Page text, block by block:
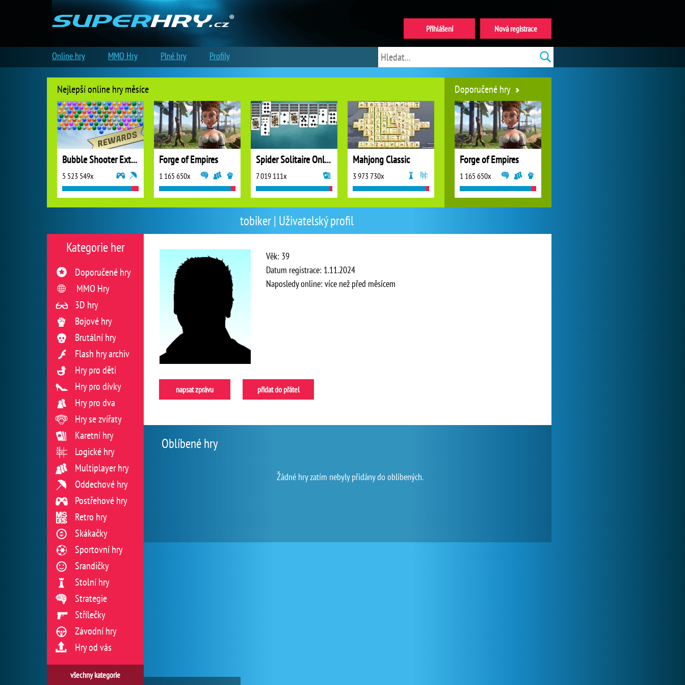
tobiker | Uživatelský profil
Věk: 39
Datum registrace: 1.11.2024
Naposledy online: více než před měsícem
napsat zprávu přidat do přátel
Oblíbené hry
Žádné hry zatím nebyly přidány do oblíbených.
Kategorie her
Doporučené hry
MMO Hry
3D hry
Bojové hry
Brutální hry
Flash hry archiv
Hry pro děti
Hry pro dívky
Hry pro dva
Hry se zvířaty
Karetní hry
Logické hry
Multiplayer hry
Oddechové hry
Postřehové hry
Retro hry
Skákačky
Sportovní hry
Srandičky
Stolní hry
Strategie
Střílečky
Závodní hry
Hry od vás
všechny kategorie
Nejlepší online hry měsíce
Bubble Shooter Extreme
5 523 549x
Forge of Empires
1 165 650x
Spider Solitaire Online
7 019 111x
Mahjong Classic
3 973 730x
Doporučené hry
Forge of Empires
1 165 650x
Nová registrace
Přihlášení
Online hry MMO Hry Plné hry Profily